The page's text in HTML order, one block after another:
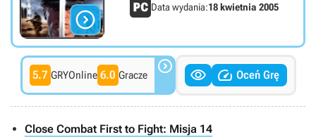
 Data wydania:18 kwietnia 2005
5.7 GRYOnline 6.0 Gracze    Oceń Grę
Close Combat First to Fight: Misja 14